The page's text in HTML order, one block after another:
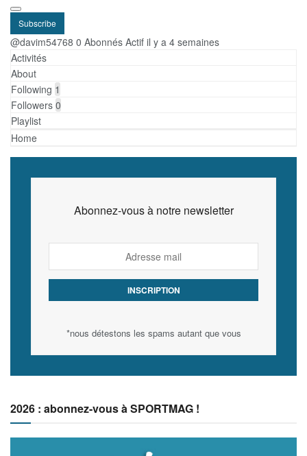
Subscribe
@davim54768 0 Abonnés Actif il y a 4 semaines
Activités
About
Following 1
Followers 0
Playlist
Home
Abonnez-vous à notre newsletter
*nous détestons les spams autant que vous
2026 : abonnez-vous à SPORTMAG !